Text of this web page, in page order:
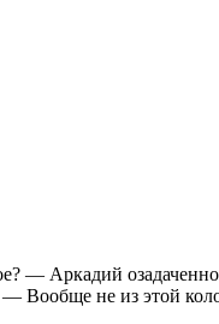
— Аркадий озадаченно
— Вообще не из этой